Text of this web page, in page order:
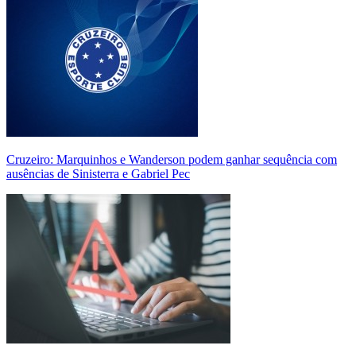
Cruzeiro: Marquinhos e Wanderson podem ganhar sequência com
ausências de Sinisterra e Gabriel Pec